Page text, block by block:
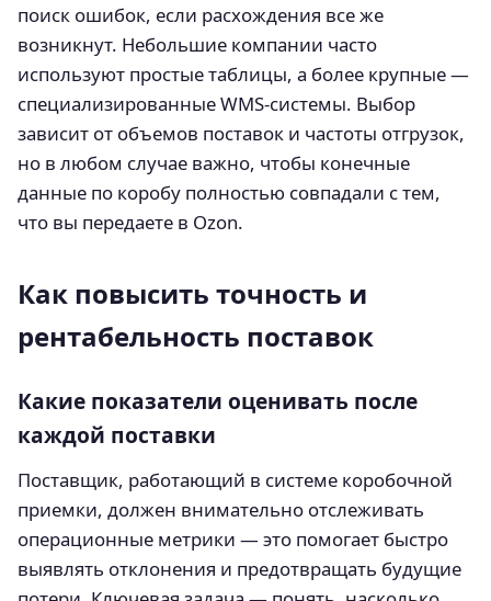
поиск ошибок, если расхождения все же
возникнут. Небольшие компании часто
используют простые таблицы, а более крупные —
специализированные WMS‑системы. Выбор
зависит от объемов поставок и частоты отгрузок,
но в любом случае важно, чтобы конечные
данные по коробу полностью совпадали с тем,
что вы передаете в Ozon.
Как повысить точность и
рентабельность поставок
Какие показатели оценивать после
каждой поставки
Поставщик, работающий в системе коробочной
приемки, должен внимательно отслеживать
операционные метрики — это помогает быстро
выявлять отклонения и предотвращать будущие